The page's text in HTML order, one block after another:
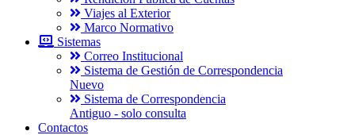
Viajes al Exterior
Marco Normativo
Sistemas
Correo Institucional
Sistema de Gestión de Correspondencia
Nuevo
Sistema de Correspondencia
Antiguo - solo consulta
Contactos